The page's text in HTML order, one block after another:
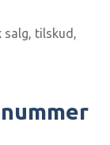
salg, tilskud,